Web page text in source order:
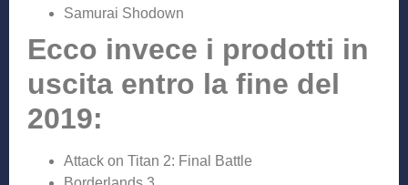
Samurai Shodown
Ecco invece i prodotti in
uscita entro la fine del
2019:
Attack on Titan 2: Final Battle